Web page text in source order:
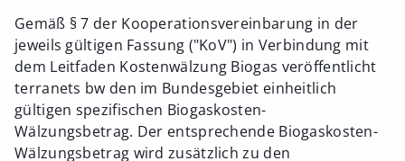
Gemäß § 7 der Kooperationsvereinbarung in der
jeweils gültigen Fassung ("KoV") in Verbindung mit
dem Leitfaden Kostenwälzung Biogas veröffentlicht
terranets bw den im Bundesgebiet einheitlich
gültigen spezifischen Biogaskosten-
Wälzungsbetrag. Der entsprechende Biogaskosten-
Wälzungsbetrag wird zusätzlich zu den